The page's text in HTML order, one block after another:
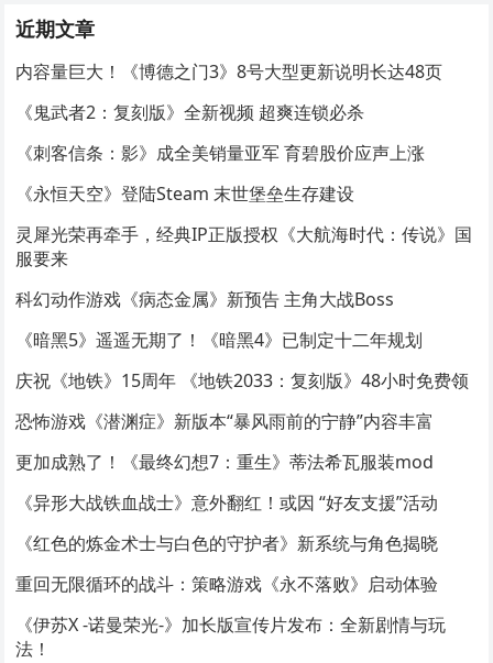
近期文章
内容量巨大！《博德之门3》8号大型更新说明长达48页
《鬼武者2：复刻版》全新视频 超爽连锁必杀
《刺客信条：影》成全美销量亚军 育碧股价应声上涨
《永恒天空》登陆Steam 末世堡垒生存建设
灵犀光荣再牵手，经典IP正版授权《大航海时代：传说》国
服要来
科幻动作游戏《病态金属》新预告 主角大战Boss
《暗黑5》遥遥无期了！《暗黑4》已制定十二年规划
庆祝《地铁》15周年 《地铁2033：复刻版》48小时免费领
恐怖游戏《潜渊症》新版本“暴风雨前的宁静”内容丰富
更加成熟了！《最终幻想7：重生》蒂法希瓦服装mod
《异形大战铁血战士》意外翻红！或因 “好友支援”活动
《红色的炼金术士与白色的守护者》新系统与角色揭晓
重回无限循环的战斗：策略游戏《永不落败》启动体验
《伊苏X -诺曼荣光-》加长版宣传片发布：全新剧情与玩
法！